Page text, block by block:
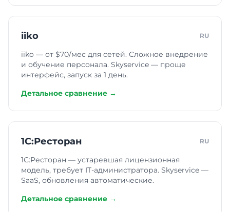
iiko RU
iiko — от $70/мес для сетей. Сложное внедрение
и обучение персонала. Skyservice — проще
интерфейс, запуск за 1 день.
Детальное сравнение →
1С:Ресторан RU
1С:Ресторан — устаревшая лицензионная
модель, требует IT-администратора. Skyservice —
SaaS, обновления автоматические.
Детальное сравнение →